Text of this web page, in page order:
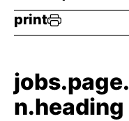
print
n.heading